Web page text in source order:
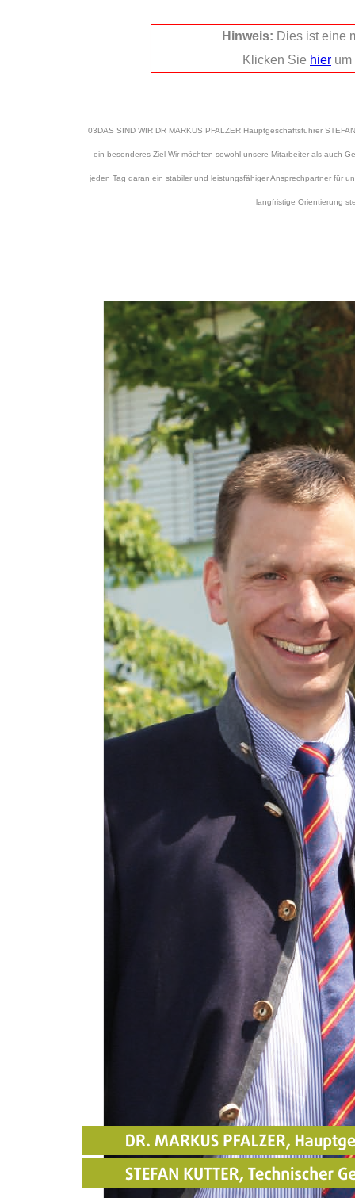
03DAS SIND WIR DR MARKUS PFALZER Hauptgeschäftsführer
ein besonderes Ziel Wir möchten sowohl unsere Mitarbeiter als auch
jeden Tag daran ein stabiler und leistungsfähiger Ansprechpartner für
langfristige Orientierung
Hinweis: Dies ist eine
Klicken Sie hier um